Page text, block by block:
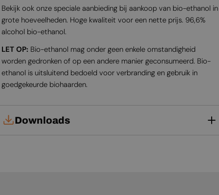
Bekijk ook onze speciale aanbieding bij aankoop van bio-ethanol in
grote hoeveelheden. Hoge kwaliteit voor een nette prijs. 96,6%
alcohol bio-ethanol.
LET OP: Bio-ethanol mag onder geen enkele omstandigheid
worden gedronken of op een andere manier geconsumeerd. Bio-
ethanol is uitsluitend bedoeld voor verbranding en gebruik in
goedgekeurde biohaarden.
Downloads